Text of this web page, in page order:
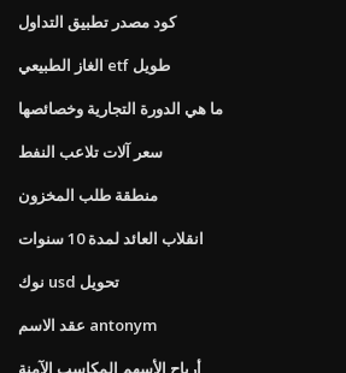
كود مصدر تطبيق التداول
الغاز الطبيعي etf طويل
ما هي الدورة التجارية وخصائصها
سعر آلات تلاعب النفط
منطقة طلب المخزون
انقلاب العائد لمدة 10 سنوات
نوك usd تحويل
عقد الاسم antonym
أرباح الأسهم المكاسب الآمنة